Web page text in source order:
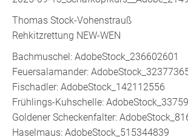
Thomas Stock-Vohenstrauß
Rehkitzrettung NEW-WEN
Bachmuschel: AdobeStock_236602601
Feuersalamander:
Fischadler: AdobeStock_142112556
Frühlings-Kuhschelle:
Goldener Scheckenfalter:
Haselmaus: AdobeStock_515344839